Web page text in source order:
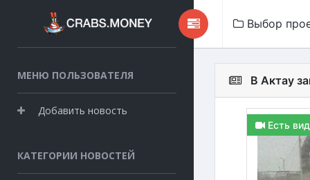
МЕНЮ ПОЛЬЗОВАТЕЛЯ
Добавить новость
КАТЕГОРИИ НОВОСТЕЙ
Выбор
В Актау
Есть